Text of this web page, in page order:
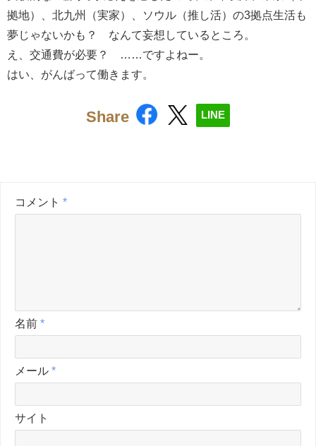
拠地）、北九州（実家）、ソウル（推し活）の3拠点生活も
夢じゃないかも？ なんて妄想しているところ。
え、交通費が必要？ ……ですよねー。
はい、がんばって働きます。
Share LINE
コメント *
名前 *
メール *
サイト